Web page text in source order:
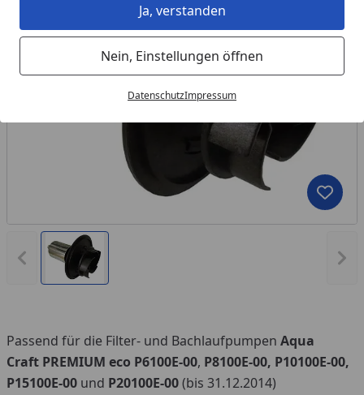
Ja, verstanden
Nein, Einstellungen öffnen
DatenschutzImpressum
Vorheriges Bild anzeigen
Passend für die Filter- und Bachlaufpumpen Aqua
Craft PREMIUM eco P6100E-00, P8100E-00, P10100E-00,
P15100E-00 und P20100E-00(bis 31.12.2014)